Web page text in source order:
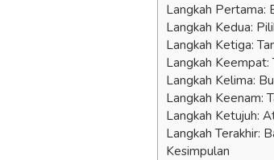
Langkah Pertama:
Langkah Kedua:
Langkah Ketiga:
Langkah Keempat:
Langkah Kelima:
Langkah Keenam:
Langkah Ketujuh:
Langkah Terakhir:
Kesimpulan